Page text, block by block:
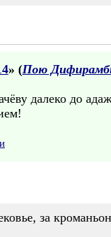
» (Пою
далеко до
за